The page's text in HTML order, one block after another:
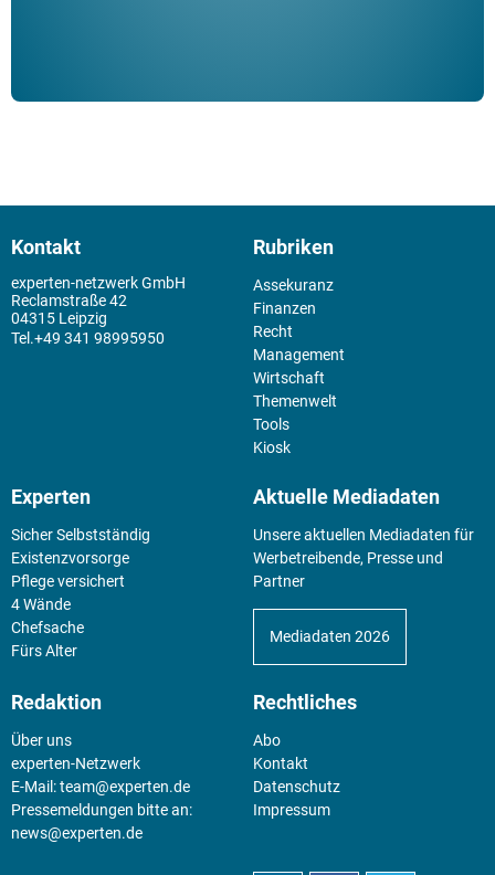
Kontakt
experten-netzwerk GmbH
Reclamstraße 42
04315 Leipzig
+49 341 98995950
Rubriken
Assekuranz
Finanzen
Recht
Management
Wirtschaft
Themenwelt
Tools
Kiosk
Experten
Sicher Selbstständig
Existenz­vorsorge
Pflege versichert
4 Wände
Chefsache
Fürs Alter
Aktuelle Mediadaten
Unsere aktuellen Mediadaten für
Werbetreibende, Presse und
Partner
Mediadaten 2026
Redaktion
Über uns
experten-Netzwerk
E-Mail:team@experten.de
Pressemeldungen bitte an:
news@experten.de
Rechtliches
Abo
Kontakt
Datenschutz
Impressum